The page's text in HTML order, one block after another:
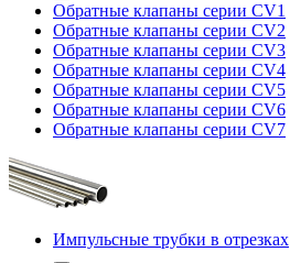
Обратные клапаны серии CV1
Обратные клапаны серии CV2
Обратные клапаны серии CV3
Обратные клапаны серии CV4
Обратные клапаны серии CV5
Обратные клапаны серии CV6
Обратные клапаны серии CV7
Импульсные трубки в отрезках